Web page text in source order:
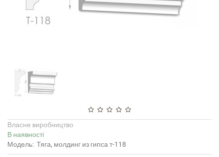
Власне виробництво
В наявності
Модель: Тяга, молдинг из гипса т-118